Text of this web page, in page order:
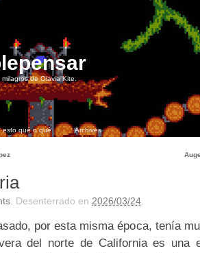
de Olavia Kite.
esto qué o qué Archives
. Desenterrado en 2026/03/24
por esta misma época, tenía
del norte de California es una